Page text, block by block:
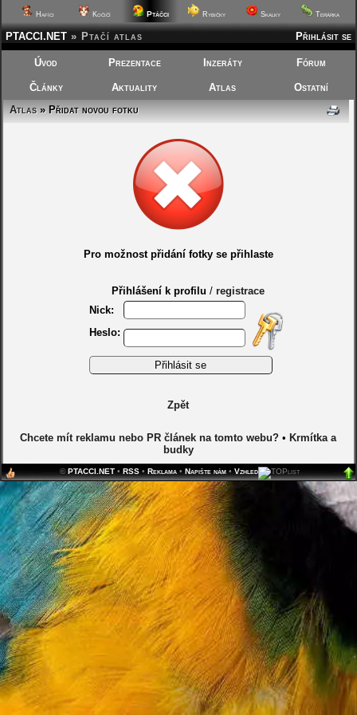
Hafíci Kočičí Ptáčci Rybičky Skalky Terárka
Přihlásit se
PTACCI.NET » Ptačí atlas
Úvod Prezentace Inzeráty Fórum
Články Aktuality Atlas
Ostatní
Atlas» Přidat novou fotku
Pro možnost přidání fotky se přihlaste
Přihlášení k profilu / registrace
Nick:
Heslo:
Zpět
Chcete mít reklamu nebo PR článek na tomto webu? • Krmítka a
budky
©PTACCI.NET• RSS• Reklama• Napište nám• Vzhled